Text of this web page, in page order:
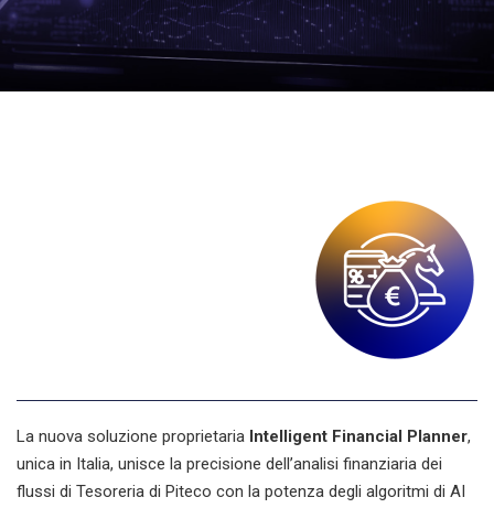
La nuova soluzione proprietaria Intelligent Financial Planner,
unica in Italia, unisce la precisione dell’analisi finanziaria dei
flussi di Tesoreria di Piteco con la potenza degli algoritmi di AI